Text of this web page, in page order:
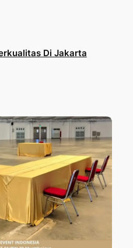
Di Jakarta